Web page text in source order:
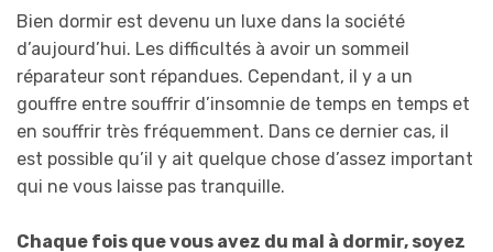
Bien dormir est devenu un luxe dans la société
d’aujourd’hui. Les difficultés à avoir un sommeil
réparateur sont répandues. Cependant, il y a un
gouffre entre souffrir d’insomnie de temps en temps et
en souffrir très fréquemment. Dans ce dernier cas, il
est possible qu’il y ait quelque chose d’assez important
qui ne vous laisse pas tranquille.
Chaque fois que vous avez du mal à dormir, soyez